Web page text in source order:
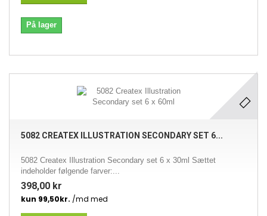
På lager
5082 CREATEX ILLUSTRATION SECONDARY SET 6...
5082 Createx Illustration Secondary set 6 x 30ml Sættet
indeholder følgende farver:...
398,00 kr